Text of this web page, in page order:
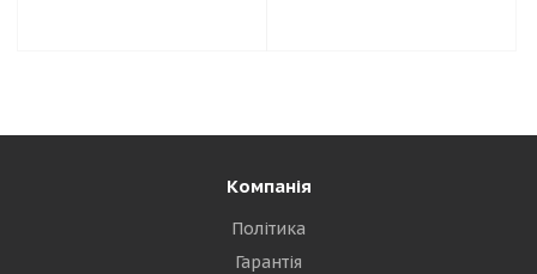
Компанія
Політика
Гарантія